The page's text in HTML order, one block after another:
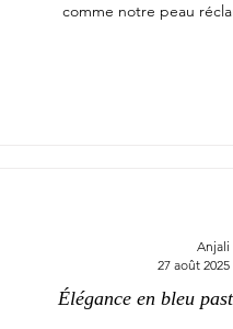
comme notre peau
Élégance en bleu
Anjali
27 août 2025